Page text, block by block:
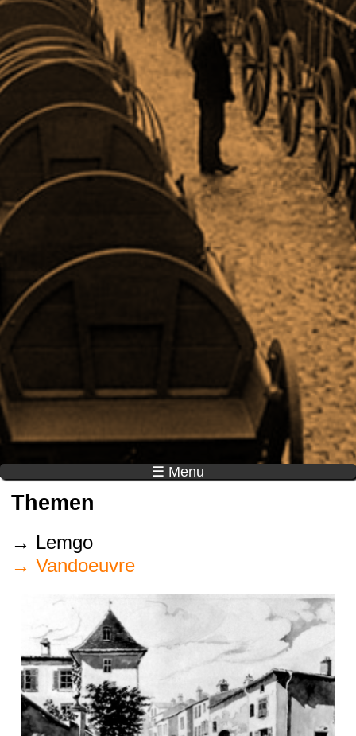
☰ Menu
Themen
→ Lemgo
→ Vandoeuvre